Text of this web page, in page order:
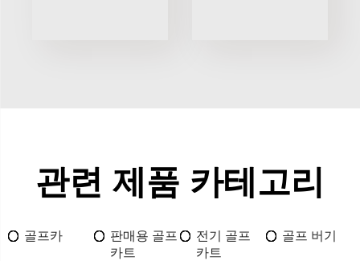
관련 제품 카테고리
골프카
판매용 골프
카트
전기 골프
카트
골프 버기